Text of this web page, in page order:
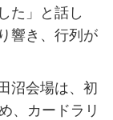
た」と話し
響き、行列が
沼会場は、初
、カードラリ